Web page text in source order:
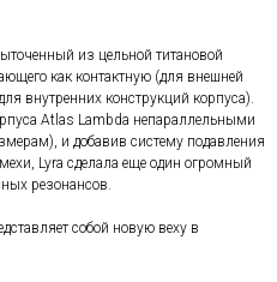
из цельной титановой
как контактную (для внешней
внутренних конструкций корпуса).
Atlas Lambda непараллельными
и добавив систему подавления
Lyra сделала еще один огромный
резонансов.
собой новую веху в